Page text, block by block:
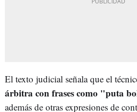
El texto judicial señala que el
árbitra con frases como "puta
además de otras expresiones de